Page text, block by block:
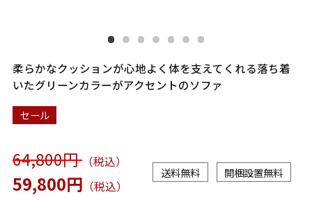
柔らかなクッションが心地よく体を支えてくれる落ち着
いたグリーンカラーがアクセントのソファ
セール
64,800円（税込）
59,800円 （税込）
送料無料 開梱設置無料